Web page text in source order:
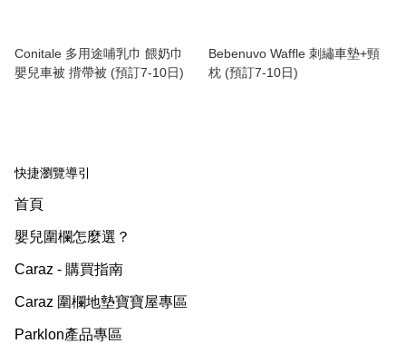
Conitale 多用途哺乳巾 餵奶巾
嬰兒車被 揹帶被 (預訂7-10日)
Bebenuvo Waffle 刺繡車墊+頸
枕 (預訂7-10日)
快捷瀏覽導引
首頁
嬰兒圍欄怎麼選？
Caraz - 購買指南
Caraz 圍欄地墊寶寶屋專區
Parklon產品專區